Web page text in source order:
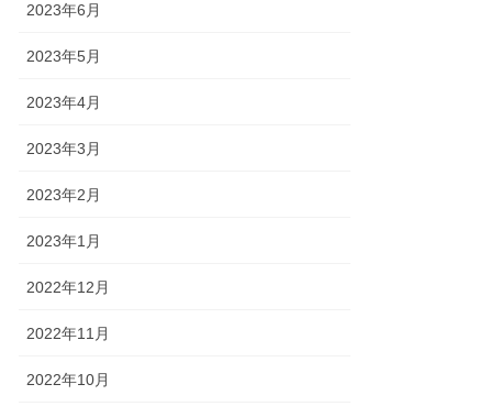
2023年6月
2023年5月
2023年4月
2023年3月
2023年2月
2023年1月
2022年12月
2022年11月
2022年10月